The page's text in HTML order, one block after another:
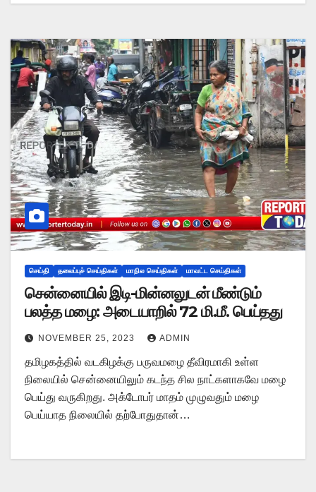
செய்தி தலைப்புச் செய்திகள் மாநில செய்திகள் மாவட்ட செய்திகள்
சென்னையில் இடி-மின்னலுடன் மீண்டும்
பலத்த மழை: அடையாறில் 72 மி.மீ. பெய்தது
NOVEMBER 25, 2023 ADMIN
தமிழகத்தில் வடகிழக்கு பருவமழை தீவிரமாகி உள்ள
நிலையில் சென்னையிலும் கடந்த சில நாட்களாகவே மழை
பெய்து வருகிறது. அக்டோபர் மாதம் முழுவதும் மழை
பெய்யாத நிலையில் தற்போதுதான்…